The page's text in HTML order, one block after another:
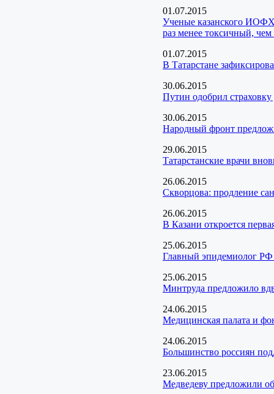
01.07.2015
Ученые казанского ИОФХ
раз менее токсичный, чем
01.07.2015
В Татарстане
30.06.2015
Путин одобрил
30.06.2015
Народный фронт
29.06.2015
Татарстанские врачи
26.06.2015
Скворцова: продление
26.06.2015
В Казани откроется
25.06.2015
Главный эпидемиолог РФ
25.06.2015
Минтруда предложило
24.06.2015
Медицинская палата и
24.06.2015
Большинство россиян
23.06.2015
Медведеву предложили